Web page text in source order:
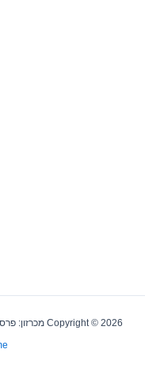
Copyright © 2026 מכרזון: פרסם מודעה / מכרז לכל מטרה | Powered by